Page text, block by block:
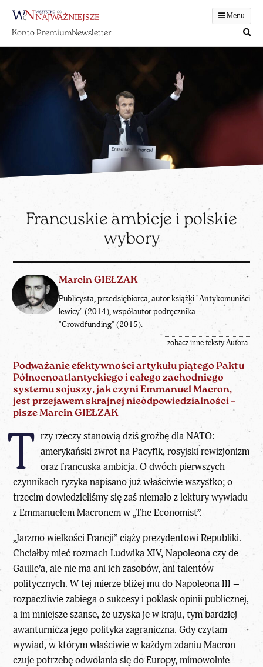
Menu
Konto PremiumNewsletter
Francuskie ambicje i polskie
wybory
Marcin GIEŁZAK
Publicysta, przedsiębiorca, autor książki "Antykomuniści
lewicy" (2014), współautor podręcznika
"Crowdfunding" (2015).
zobacz inne teksty Autora
Podważanie efektywności artykułu piątego Paktu
Północnoatlantyckiego i całego zachodniego
systemu sojuszy, jak czyni Emmanuel Macron,
jest przejawem skrajnej nieodpowiedzialności –
pisze Marcin GIEŁZAK
T rzy rzeczy stanowią dziś groźbę dla NATO:
amerykański zwrot na Pacyfik, rosyjski rewizjonizm
oraz francuska ambicja. O dwóch pierwszych
czynnikach ryzyka napisano już właściwie wszystko; o
trzecim dowiedzieliśmy się zaś niemało z lektury wywiadu
z Emmanuelem Macronem w „The Economist”.
„Jarzmo wielkości Francji” ciąży prezydentowi Republiki.
Chciałby mieć rozmach Ludwika XIV, Napoleona czy de
Gaulle’a, ale nie ma ani ich zasobów, ani talentów
politycznych. W tej mierze bliżej mu do Napoleona III –
rozpaczliwie zabiega o sukcesy i poklask opinii publicznej,
a im mniejsze szanse, że uzyska je w kraju, tym bardziej
awanturnicza jego polityka zagraniczna. Gdy czytam
wywiad, w którym właściwie w każdym zdaniu Macron
czuje potrzebę odwołania się do Europy, mimowolnie